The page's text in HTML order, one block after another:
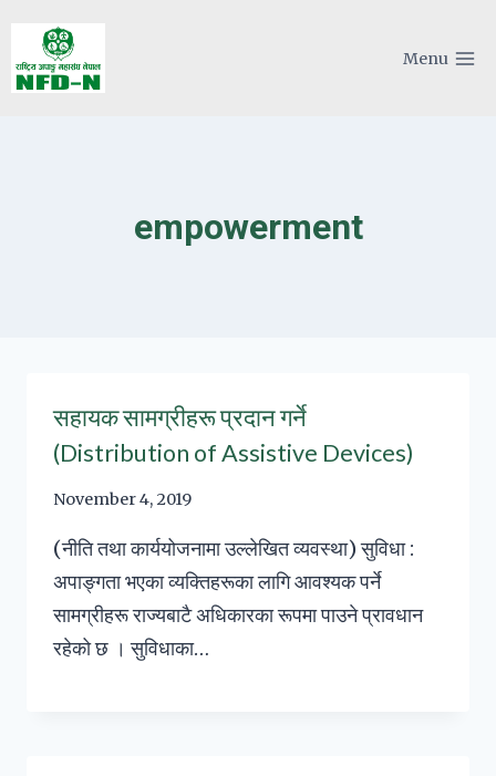
content
Menu
empowerment
सहायक सामग्रीहरू प्रदान गर्ने
(Distribution of Assistive Devices)
November 4, 2019
(नीति तथा कार्ययोजनामा उल्लेखित व्यवस्था) सुविधा :
अपाङ्गता भएका व्यक्तिहरूका लागि आवश्यक पर्ने
सामग्रीहरू राज्यबाटै अधिकारका रूपमा पाउने प्रावधान
रहेको छ । सुविधाका…